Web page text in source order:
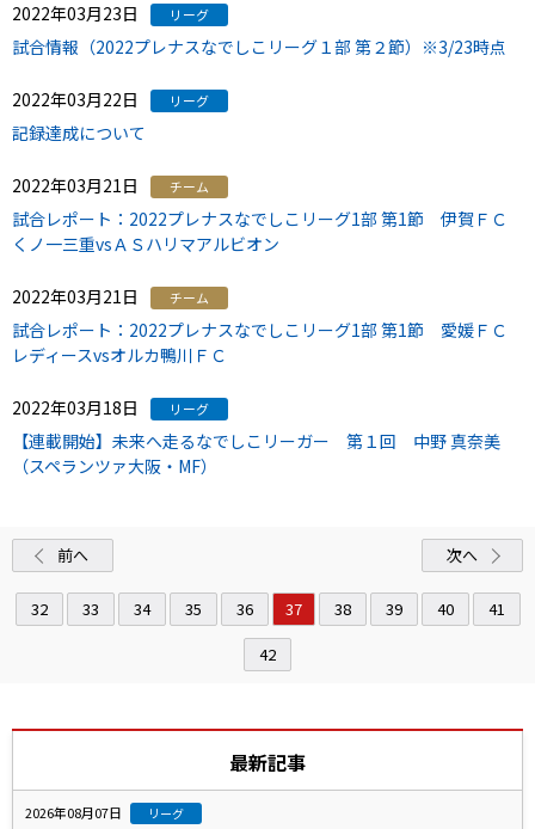
2022年03月23日 リーグ
試合情報（2022プレナスなでしこリーグ１部 第２節）※3/23時点
2022年03月22日 リーグ
記録達成について
2022年03月21日 チーム
試合レポート：2022プレナスなでしこリーグ1部 第1節 伊賀ＦＣ
くノ一三重vsＡＳハリマアルビオン
2022年03月21日 チーム
試合レポート：2022プレナスなでしこリーグ1部 第1節 愛媛ＦＣ
レディースvsオルカ鴨川ＦＣ
2022年03月18日 リーグ
【連載開始】未来へ走るなでしこリーガー 第１回 中野 真奈美
（スペランツァ大阪・MF）
前へ
32 33 34 35 36 37 38 39 40
41
42
次へ
最新記事
2026年08月07日 リーグ